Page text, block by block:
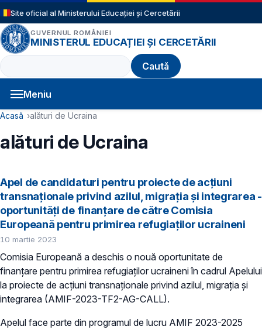
Sari la conținutul principal
Site oficial al Ministerului Educației și Cercetării
GUVERNUL ROMÂNIEI
MINISTERUL EDUCAȚIEI ȘI CERCETĂRII
Caută
Meniu
Navigație principală
Cale de navigare
Acasă alături de Ucraina
alături de Ucraina
Apel de candidaturi pentru proiecte de acțiuni
transnaționale privind azilul, migrația și integrarea -
oportunități de finanțare de către Comisia
Europeană pentru primirea refugiaților ucraineni
10 martie 2023
Comisia Europeană a deschis o nouă oportunitate de
finanțare pentru primirea refugiaților ucraineni în cadrul Apelului
la proiecte de acțiuni transnaționale privind azilul, migrația și
integrarea (AMIF-2023-TF2-AG-CALL).
Apelul face parte din programul de lucru AMIF 2023-2025